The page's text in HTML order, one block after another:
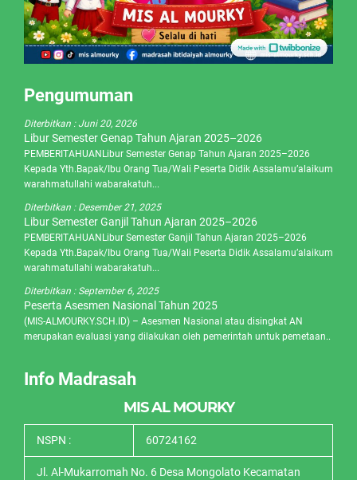
Pengumuman
Diterbitkan :Juni 20, 2026
Libur Semester Genap Tahun Ajaran 2025–2026
PEMBERITAHUANLibur Semester Genap Tahun Ajaran 2025–2026
Kepada Yth.Bapak/Ibu Orang Tua/Wali Peserta Didik Assalamu’alaikum
warahmatullahi wabarakatuh...
Diterbitkan : Desember 21, 2025
Libur Semester Ganjil Tahun Ajaran 2025–2026
PEMBERITAHUANLibur Semester Ganjil Tahun Ajaran 2025–2026
Kepada Yth.Bapak/Ibu Orang Tua/Wali Peserta Didik Assalamu’alaikum
warahmatullahi wabarakatuh...
Diterbitkan : September 6, 2025
Peserta Asesmen Nasional Tahun 2025
(MIS-ALMOURKY.SCH.ID) – Asesmen Nasional atau disingkat AN
merupakan evaluasi yang dilakukan oleh pemerintah untuk pemetaan..
Info Madrasah
MIS AL MOURKY
NSPN : 60724162
Jl. Al-Mukarromah No. 6 Desa Mongolato Kecamatan